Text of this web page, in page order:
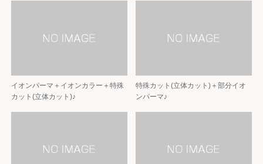
イオンパーマ＋イオンカラー＋特殊
カット(立体カット)♪
特殊カット(立体カット)＋部分イオ
ンパーマ♪